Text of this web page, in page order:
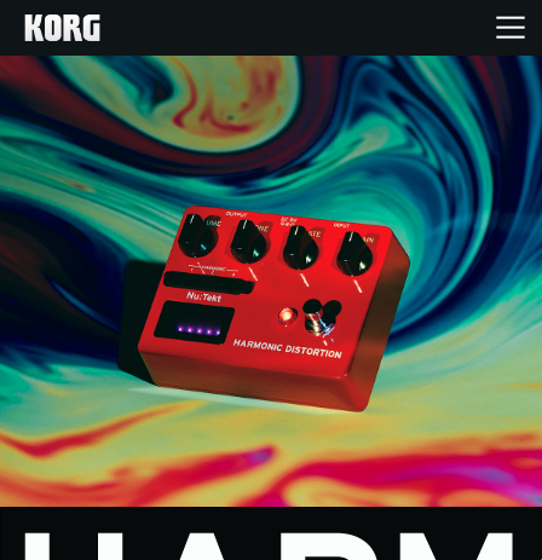
Inicio
Productos
Características
Eventos
Soporte
Localizador de Tiendas